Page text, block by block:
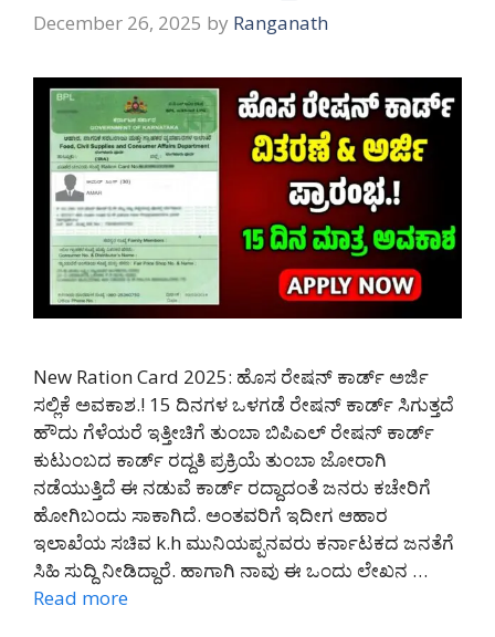
December 26, 2025 by Ranganath
New Ration Card 2025: ಹೊಸ ರೇಷನ್ ಕಾರ್ಡ್ ಅರ್ಜಿ
ಸಲ್ಲಿಕೆ ಅವಕಾಶ.! 15 ದಿನಗಳ ಒಳಗಡೆ ರೇಷನ್ ಕಾರ್ಡ್ ಸಿಗುತ್ತದೆ
ಹೌದು ಗೆಳೆಯರೆ ಇತ್ತೀಚಿಗೆ ತುಂಬಾ ಬಿಪಿಎಲ್ ರೇಷನ್ ಕಾರ್ಡ್
ಕುಟುಂಬದ ಕಾರ್ಡ್ ರದ್ದತಿ ಪ್ರಕ್ರಿಯೆ ತುಂಬಾ ಜೋರಾಗಿ
ನಡೆಯುತ್ತಿದೆ ಈ ನಡುವೆ ಕಾರ್ಡ್ ರದ್ದಾದಂತೆ ಜನರು ಕಚೇರಿಗೆ
ಹೋಗಿಬಂದು ಸಾಕಾಗಿದೆ. ಅಂತವರಿಗೆ ಇದೀಗ ಆಹಾರ
ಇಲಾಖೆಯ ಸಚಿವ k.h ಮುನಿಯಪ್ಪನವರು ಕರ್ನಾಟಕದ ಜನತೆಗೆ
ಸಿಹಿ ಸುದ್ದಿ ನೀಡಿದ್ದಾರೆ. ಹಾಗಾಗಿ ನಾವು ಈ ಒಂದು ಲೇಖನ …
Read more